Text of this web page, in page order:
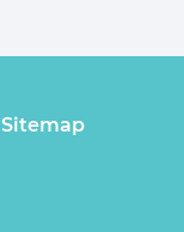
Sitemap